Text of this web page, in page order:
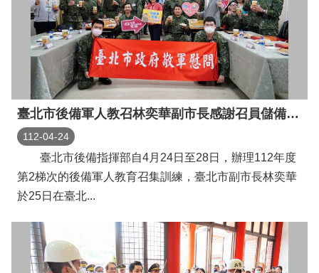
臺北市後備軍人教召林奕華副市長感謝召員儲備戰力守護家園
112-04-24
臺北市後備指揮部自4月24日至28日，辦理112年度
第2梯次的後備軍人教育召集訓練，臺北市副市長林奕華
於25日在臺北...